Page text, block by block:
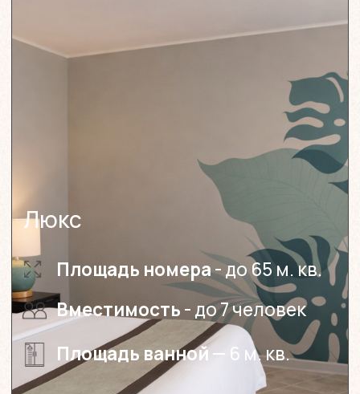
район, Посёлок дома отдыха «Кубань»,
Кромвель Вайт
Гостиница в Краснодарском крае
Все включено